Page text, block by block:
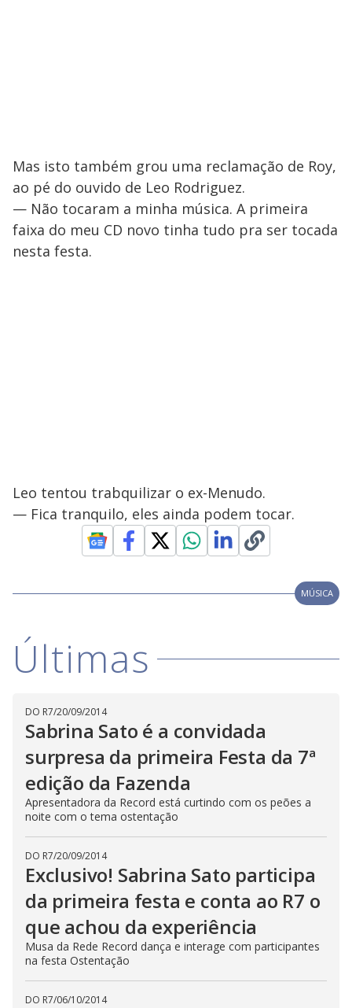
Mas isto também grou uma reclamação de Roy,
ao pé do ouvido de Leo Rodriguez.
— Não tocaram a minha música. A primeira
faixa do meu CD novo tinha tudo pra ser tocada
nesta festa.
Leo tentou trabquilizar o ex-Menudo.
— Fica tranquilo, eles ainda podem tocar.
MÚSICA
Últimas
DO R7/20/09/2014
Sabrina Sato é a convidada
surpresa da primeira Festa da 7ª
edição da Fazenda
Apresentadora da Record está curtindo com os peões a
noite com o tema ostentação
DO R7/20/09/2014
Exclusivo! Sabrina Sato participa
da primeira festa e conta ao R7 o
que achou da experiência
Musa da Rede Record dança e interage com participantes
na festa Ostentação
DO R7/06/10/2014